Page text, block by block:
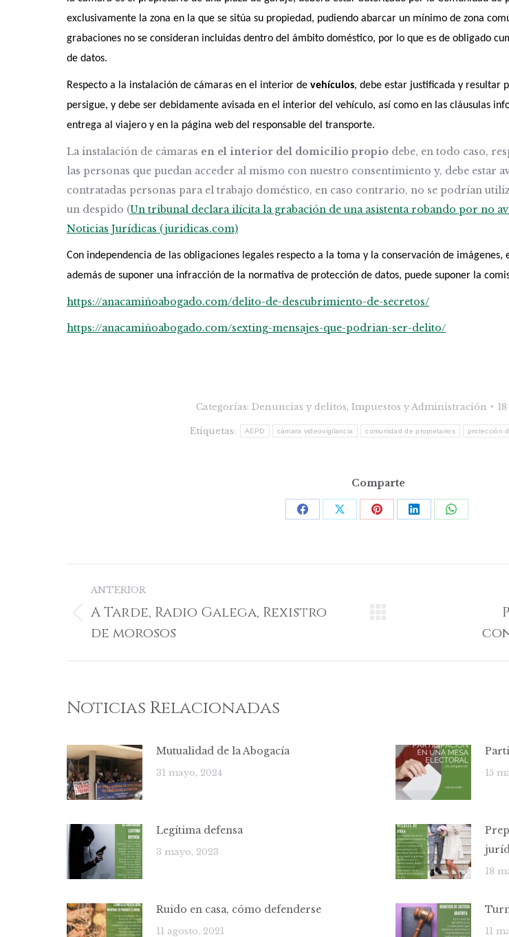
exclusivamente la zona en la que se sitúa su propiedad, pudiendo abarcar un mínimo de zona
grabaciones no se consideran incluidas dentro del ámbito doméstico, por lo que es de obligado
de datos.
Respecto a la instalación de cámaras en el interior de vehículos, debe estar justificada y resultar
persigue, y debe ser debidamente avisada en el interior del vehículo, así como en las cláusulas
entrega al viajero y en la página web del responsable del transporte.
La instalación de cámaras en el interior del domicilio propio debe, en todo caso,
las personas que puedan acceder al mismo con nuestro consentimiento y, debe estar
contratadas personas para el trabajo doméstico, en caso contrario, no se podrían
un despido (Un tribunal declara ilícita la grabación de una asistenta robando por no
Noticias Jurídicas (juridicas.com)
Con independencia de las obligaciones legales respecto a la toma y la conservación de imágenes,
además de suponer una infracción de la normativa de protección de datos, puede suponer la
https://anacamiñoabogado.com/delito-de-descubrimiento-de-secretos/
https://anacamiñoabogado.com/sexting-mensajes-que-podrian-ser-delito/
Categorías: Denuncias y delitos, Impuestos y Administración
Etiquetas: AEPD cámara videovigilancia comunidad de propietarios protección
Comparte
ShareShareShareShareShare
Navegación
entre
publicaciones
ANTERIOR
Publicación
anterior:
A Tarde, Radio Galega, Rexistro
de morosos
Noticias Relacionadas
Mutualidad de la Abogacía
31 mayo, 2024 15
Legítima defensa
3 mayo, 2023
18
Ruido en casa, cómo defenderse
11 agosto, 2021 11